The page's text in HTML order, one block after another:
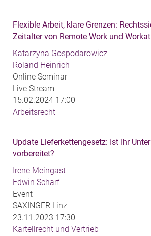
Flexible Arbeit, klare Grenzen:
Zeitalter von Remote Work und
Katarzyna Gospodarowicz
Roland Heinrich
Online Seminar
Live Stream
15.02.2024 17:00
Arbeitsrecht
Update Lieferkettengesetz: Ist Ihr
vorbereitet?
Irene Meingast
Edwin Scharf
Event
SAXINGER Linz
23.11.2023 17:30
Kartellrecht und Vertrieb